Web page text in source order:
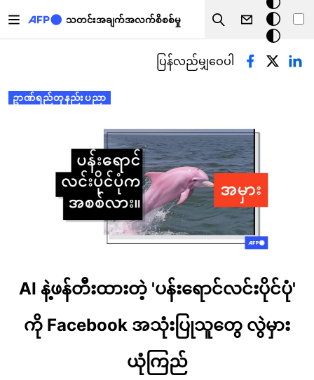
သတင်းအချက်အလက်စိစစ်မှု
Search
မှောင်
မုဒ်
ဥာဏ်ရည်တုနည်းပညာ
ပြန်လည်မျှဝေပါ
AI နဲ့ဖန်တီးထားတဲ့ 'ပန်းရောင်လင်းပိုင်ပုံ'
ကို Facebook အသုံးပြုသူတွေ လွဲမှား
ယုံကြည်